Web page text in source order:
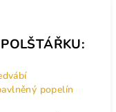
popelín